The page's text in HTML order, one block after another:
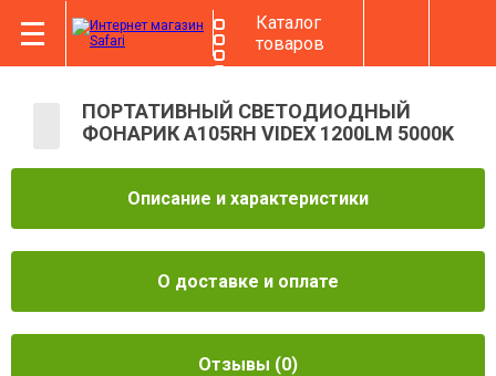
Каталог
товаров
ПОРТАТИВНЫЙ СВЕТОДИОДНЫЙ
ФОНАРИК A105RH VIDEX 1200LM 5000K
Описание и характеристики
О доставке и оплате
Отзывы (0)